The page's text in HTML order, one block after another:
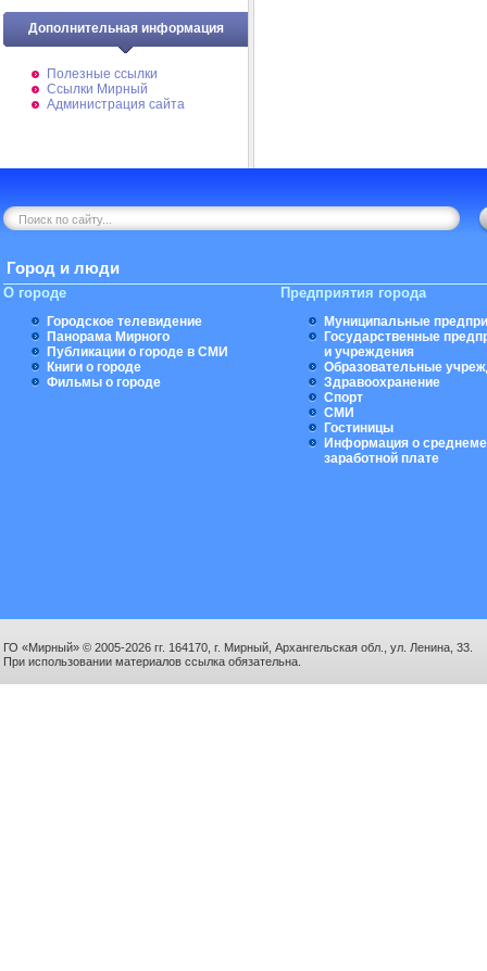
Дополнительная информация
Полезные ссылки
Ссылки Мирный
Администрация сайта
Город и люди
О городе
Городское телевидение
Панорама Мирного
Публикации о городе в СМИ
Книги о городе
Фильмы о городе
Предприятия города
Муниципальные
Государственные
и учреждения
Образовательные
Здравоохранение
Спорт
СМИ
Гостиницы
Информация о
заработной плате
ГО «Мирный» © 2005-2026 гг. 164170, г. Мирный, Архангельская обл., ул. Ленина, 33.
При использовании материалов ссылка обязательна.